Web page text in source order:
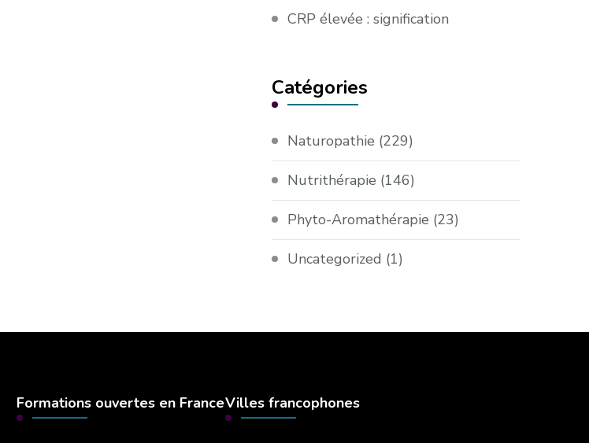
CRP élevée : signification
Catégories
Naturopathie (229)
Nutrithérapie (146)
Phyto-Aromathérapie (23)
Uncategorized (1)
Formations ouvertes en FranceVilles francophones